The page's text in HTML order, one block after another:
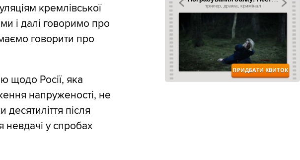
кремлівської
і далі говоримо про
говорити про
щодо Росії, яка
напруженості, не
після
невдачі у спробах